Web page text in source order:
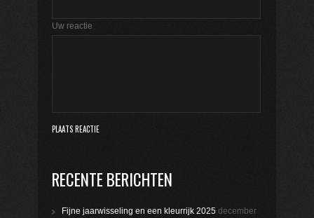
Uw reactie
RECENTE BERICHTEN
Fijne jaarwisseling en een kleurrijk 2025 december